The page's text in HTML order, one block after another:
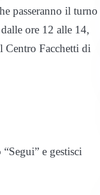
passeranno il turno
ore 12 alle 14,
Centro Facchetti di
e gestisci